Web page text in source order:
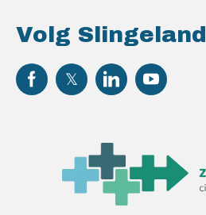
Volg Slingeland